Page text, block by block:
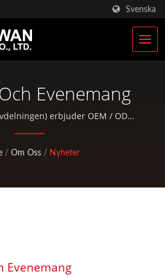
Svenska
Evenemang
erbjuder OEM / ODM-
lösningar för cykeldelar och
av utmärkt kvalitet.
/ Om Oss / Nyheter
Evenemang